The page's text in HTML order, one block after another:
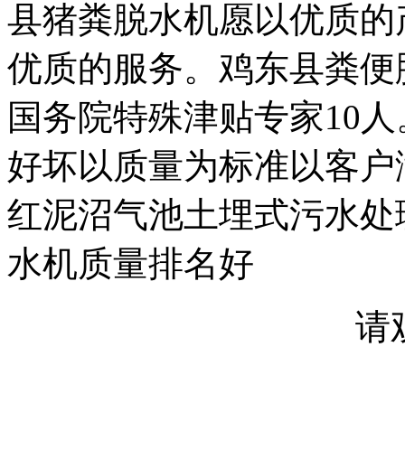
县猪粪脱水机愿以优质
优质的服务。鸡东县粪
国务院特殊津贴专家10
好坏以质量为标准以客
红泥沼气池土埋式污水
水机质量排名好
请